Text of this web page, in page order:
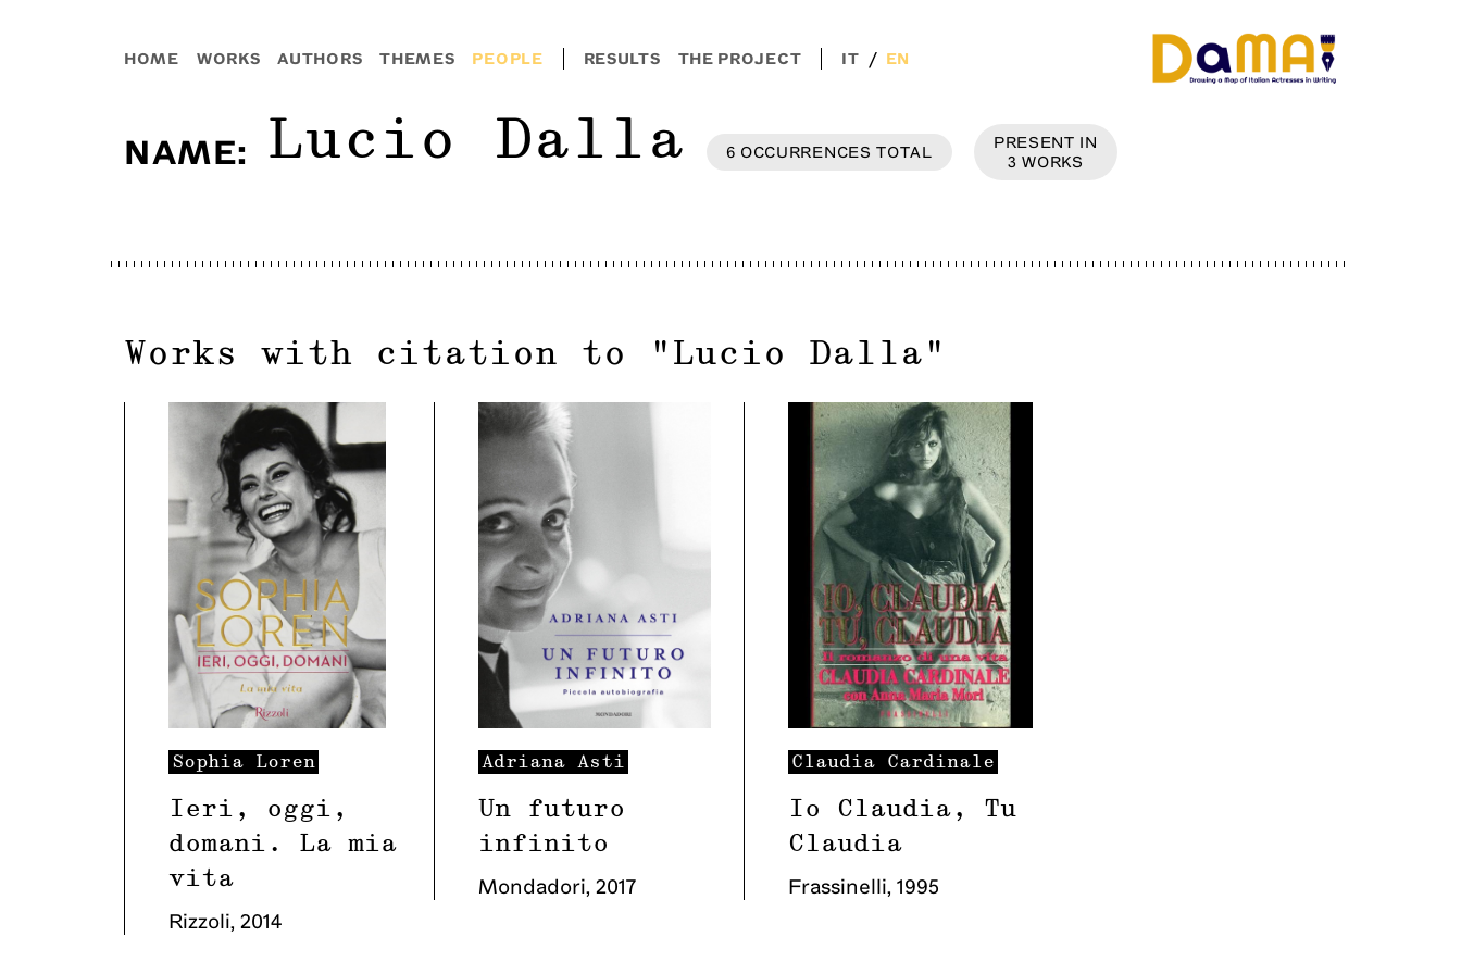
HOME WORKS AUTHORS THEMES PEOPLE RESULTS THE PROJECT IT / EN
NAME: Lucio Dalla 6 OCCURRENCES TOTAL
PRESENT IN
3 WORKS
Works with citation to " Lucio Dalla "
Sophia Loren
Ieri, oggi,
domani. La mia
vita
Rizzoli, 2014
Adriana Asti
Un futuro
infinito
Mondadori, 2017
Claudia Cardinale
Io Claudia, Tu
Claudia
Frassinelli, 1995